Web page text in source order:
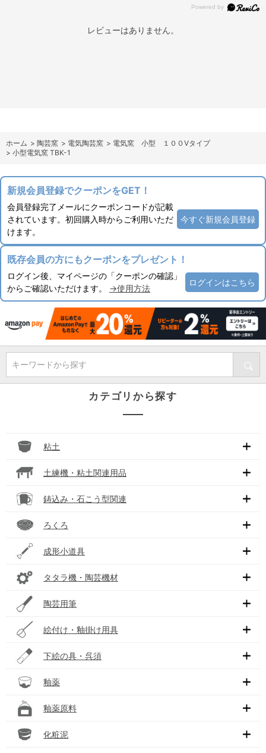
レビューはありません。
ホーム > 陶芸窯 > 電気陶芸窯 > 電気窯 小型 １００Vタイプ
> 小型電気窯 TBK-1
新規会員登録でクーポンをGET！
会員登録完了メールにクーポンコードが記載
されています。初回購入時からご利用いただ
けます。
今すぐ新規会員登録
既存会員の方にもクーポンをプレゼント！
ログイン後、マイページの「クーポンの確認」
からご確認いただけます。 →使用方法
ログインはこちら
キーワードから探す
カテゴリから探す
粘土
土練機・粘土関連用品
鋳込み・石こう型関連
ろくろ
成形小道具
タタラ機・陶芸機材
陶芸用筆
絵付け・釉掛け用具
下絵の具・呉須
釉薬
釉薬原料
化粧泥